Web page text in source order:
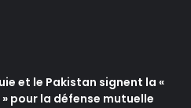
et le Pakistan signent la «
pour la défense mutuelle